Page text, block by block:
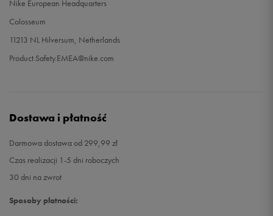
Nike European Headquarters
Colosseum
11213 NL Hilversum, Netherlands
Product.Safety.EMEA@nike.com
Dostawa i płatność
Darmowa dostawa od 299,99 zł
Czas realizacji 1-5 dni roboczych
30 dni na zwrot
Sposoby płatności: